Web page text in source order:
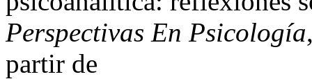
Perspectivas En Psicología
partir de